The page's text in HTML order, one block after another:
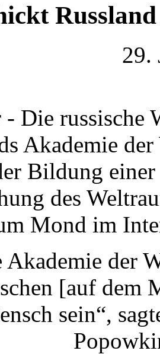
29.
Die russische
Akademie
Bildung
des
Mond im
Akademie der
[auf dem
sein“,